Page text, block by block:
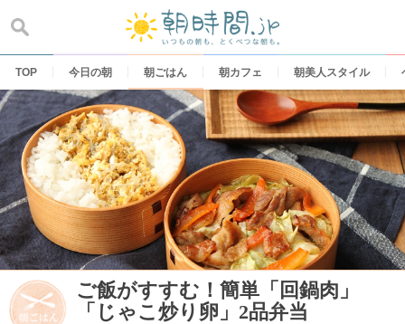
content
TOP 今日の朝 朝ごはん 朝カフェ 朝美人スタイル
ご飯がすすむ！簡単「回鍋肉」
「じゃこ炒り卵」2品弁当